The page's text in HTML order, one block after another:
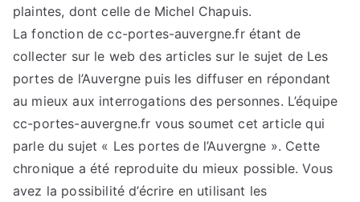
plaintes, dont celle de Michel Chapuis.
La fonction de cc-portes-auvergne.fr étant de
collecter sur le web des articles sur le sujet de Les
portes de l’Auvergne puis les diffuser en répondant
au mieux aux interrogations des personnes. L’équipe
cc-portes-auvergne.fr vous soumet cet article qui
parle du sujet « Les portes de l’Auvergne ». Cette
chronique a été reproduite du mieux possible. Vous
avez la possibilité d’écrire en utilisant les